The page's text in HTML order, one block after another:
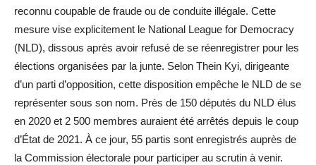
reconnu coupable de fraude ou de conduite illégale. Cette
mesure vise explicitement le National League for Democracy
(NLD), dissous après avoir refusé de se réenregistrer pour les
élections organisées par la junte. Selon Thein Kyi, dirigeante
d’un parti d’opposition, cette disposition empêche le NLD de se
représenter sous son nom. Près de 150 députés du NLD élus
en 2020 et 2 500 membres auraient été arrêtés depuis le coup
d’État de 2021. À ce jour, 55 partis sont enregistrés auprès de
la Commission électorale pour participer au scrutin à venir.